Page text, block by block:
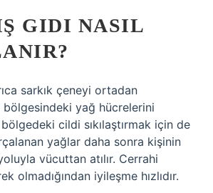
GIDI NASIL
sarkık çeneyi ortadan
bölgesindeki yağ hücrelerini
cildi sıkılaştırmak için de
yağlar daha sonra kişinin
vücuttan atılır. Cerrahi
olmadığından iyileşme hızlıdır.